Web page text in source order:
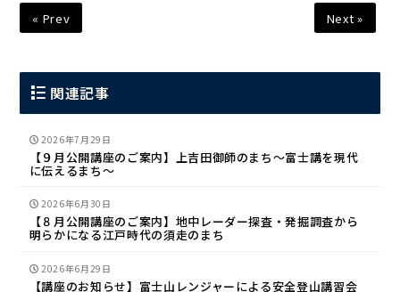
« Prev Next »
関連記事
2026年7月29日
【９月公開講座のご案内】上吉田御師のまち〜富士講を現代
に伝えるまち〜
2026年6月30日
【８月公開講座のご案内】地中レーダー探査・発掘調査から
明らかになる江戸時代の須走のまち
2026年6月29日
【講座のお知らせ】富士山レンジャーによる安全登山講習会